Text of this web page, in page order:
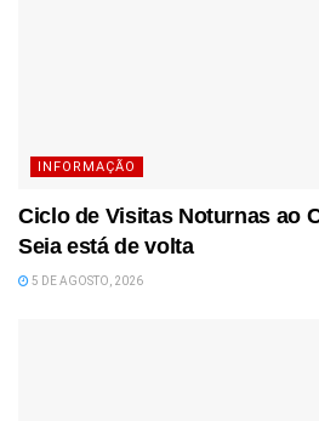
INFORMAÇÃO
Ciclo de Visitas Noturnas ao
Seia está de volta
5 DE AGOSTO, 2026